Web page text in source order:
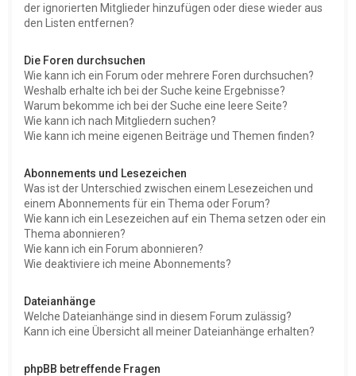
der ignorierten Mitglieder hinzufügen oder diese wieder aus
den Listen entfernen?
Die Foren durchsuchen
Wie kann ich ein Forum oder mehrere Foren durchsuchen?
Weshalb erhalte ich bei der Suche keine Ergebnisse?
Warum bekomme ich bei der Suche eine leere Seite?
Wie kann ich nach Mitgliedern suchen?
Wie kann ich meine eigenen Beiträge und Themen finden?
Abonnements und Lesezeichen
Was ist der Unterschied zwischen einem Lesezeichen und
einem Abonnements für ein Thema oder Forum?
Wie kann ich ein Lesezeichen auf ein Thema setzen oder ein
Thema abonnieren?
Wie kann ich ein Forum abonnieren?
Wie deaktiviere ich meine Abonnements?
Dateianhänge
Welche Dateianhänge sind in diesem Forum zulässig?
Kann ich eine Übersicht all meiner Dateianhänge erhalten?
phpBB betreffende Fragen